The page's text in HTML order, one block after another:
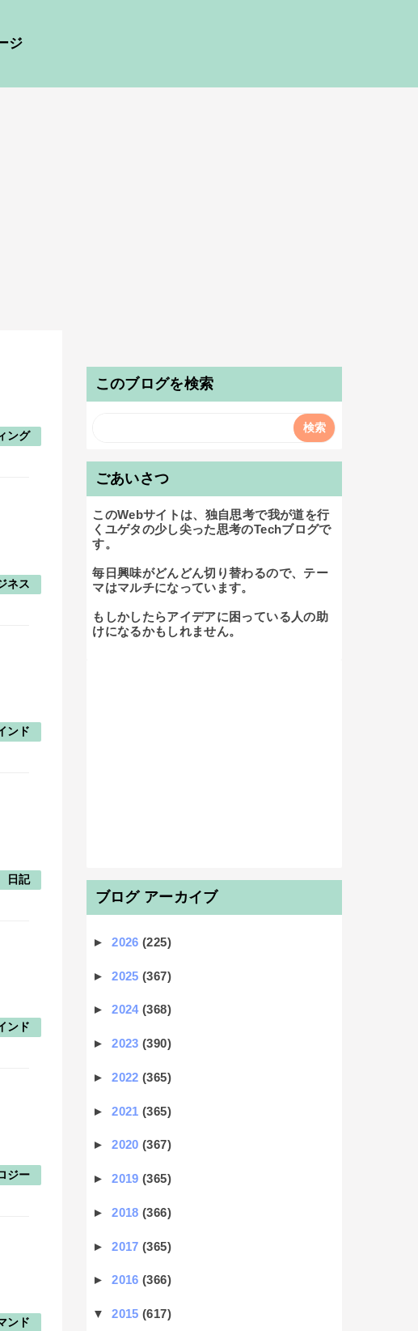
ジ
ング
ネス
ンド
日記
ンド
ジー
ンド
このブログを検索
ごあいさつ
このWebサイトは、独自思考で我が道を行
くユゲタの少し尖った思考のTechブログで
す。
毎日興味がどんどん切り替わるので、テー
マはマルチになっています。
もしかしたらアイデアに困っている人の助
けになるかもしれません。
ブログ アーカイブ
►2026(225)
►2025(367)
►2024(368)
►2023(390)
►2022(365)
►2021(365)
►2020(367)
►2019(365)
►2018(366)
►2017(365)
►2016(366)
▼2015(617)